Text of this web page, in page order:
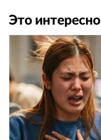
Это интересно